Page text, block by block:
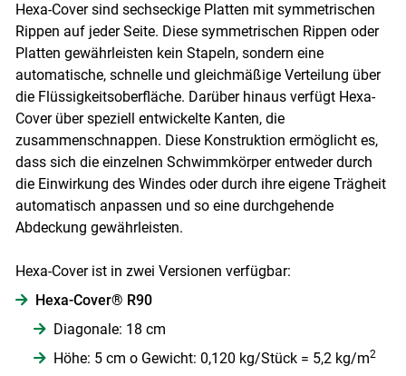
Hexa-Cover sind sechseckige Platten mit symmetrischen
Rippen auf jeder Seite. Diese symmetrischen Rippen oder
Platten gewährleisten kein Stapeln, sondern eine
automatische, schnelle und gleichmäßige Verteilung über
die Flüssigkeitsoberfläche. Darüber hinaus verfügt Hexa-
Cover über speziell entwickelte Kanten, die
zusammenschnappen. Diese Konstruktion ermöglicht es,
dass sich die einzelnen Schwimmkörper entweder durch
die Einwirkung des Windes oder durch ihre eigene Trägheit
automatisch anpassen und so eine durchgehende
Abdeckung gewährleisten.
Hexa-Cover ist in zwei Versionen verfügbar:
Hexa-Cover® R90
Diagonale: 18 cm
Höhe: 5 cm o Gewicht: 0,120 kg/Stück = 5,2 kg/m2